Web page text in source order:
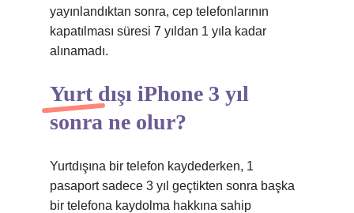
yayınlandıktan sonra, cep telefonlarının
kapatılması süresi 7 yıldan 1 yıla kadar
alınamadı.
Yurt dışı iPhone 3 yıl
sonra ne olur?
Yurtdışına bir telefon kaydederken, 1
pasaport sadece 3 yıl geçtikten sonra başka
bir telefona kaydolma hakkına sahip